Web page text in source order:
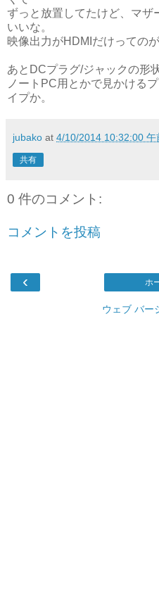
ずっと放置してたけど、マザ
いいな。
映像出力がHDMIだけっての
あとDCプラグ/ジャックの形
ノートPC用とかで見かける
イプか。
jubako at 4/10/2014 10:32:00 午
共有
0 件のコメント:
コメントを投稿
‹ ホ
ウェブ バー